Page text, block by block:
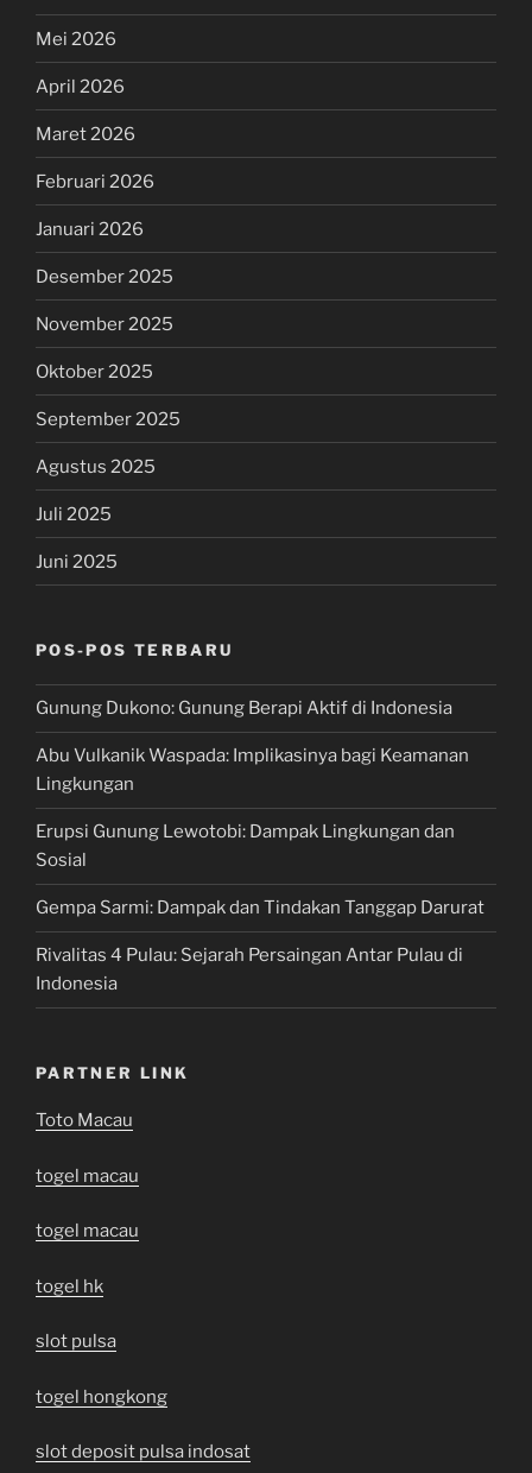
Mei 2026
April 2026
Maret 2026
Februari 2026
Januari 2026
Desember 2025
November 2025
Oktober 2025
September 2025
Agustus 2025
Juli 2025
Juni 2025
POS-POS TERBARU
Gunung Dukono: Gunung Berapi Aktif di Indonesia
Abu Vulkanik Waspada: Implikasinya bagi Keamanan
Lingkungan
Erupsi Gunung Lewotobi: Dampak Lingkungan dan
Sosial
Gempa Sarmi: Dampak dan Tindakan Tanggap Darurat
Rivalitas 4 Pulau: Sejarah Persaingan Antar Pulau di
Indonesia
PARTNER LINK
Toto Macau
togel macau
togel macau
togel hk
slot pulsa
togel hongkong
slot deposit pulsa indosat